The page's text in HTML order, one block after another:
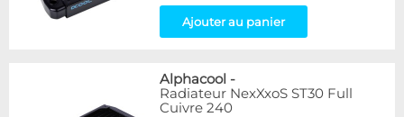
Ajouter au panier
Alphacool -
Radiateur NexXxoS ST30 Full
Cuivre 240